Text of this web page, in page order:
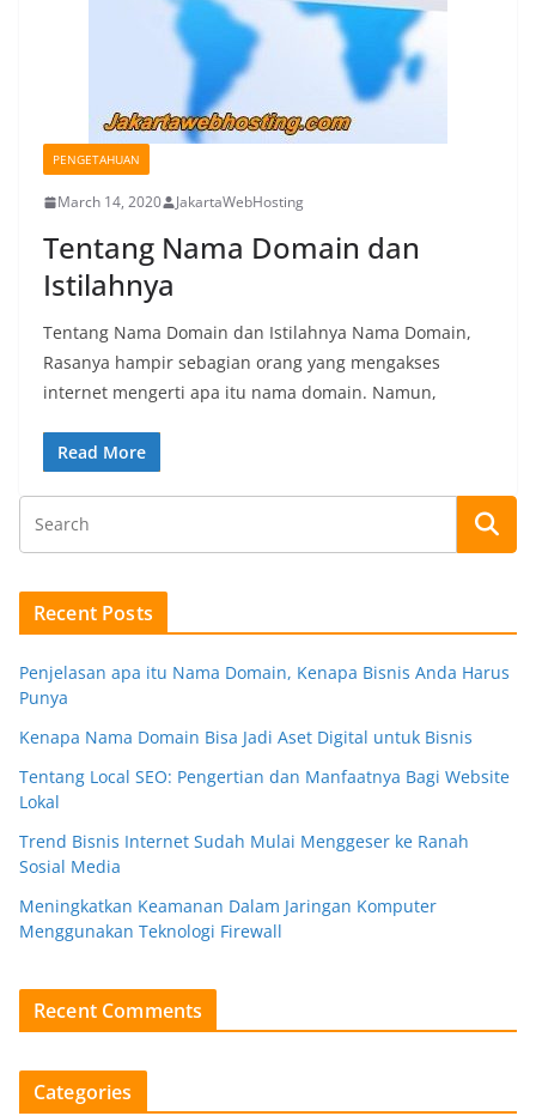
PENGETAHUAN
March 14, 2020 JakartaWebHosting
Tentang Nama Domain dan
Istilahnya
Tentang Nama Domain dan Istilahnya Nama Domain,
Rasanya hampir sebagian orang yang mengakses
internet mengerti apa itu nama domain. Namun,
Read More
Recent Posts
Penjelasan apa itu Nama Domain, Kenapa Bisnis Anda Harus
Punya
Kenapa Nama Domain Bisa Jadi Aset Digital untuk Bisnis
Tentang Local SEO: Pengertian dan Manfaatnya Bagi Website
Lokal
Trend Bisnis Internet Sudah Mulai Menggeser ke Ranah
Sosial Media
Meningkatkan Keamanan Dalam Jaringan Komputer
Menggunakan Teknologi Firewall
Recent Comments
Categories